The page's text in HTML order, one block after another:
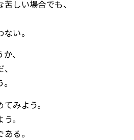
しい場合でも、
い。
、
みよう。
。
る。